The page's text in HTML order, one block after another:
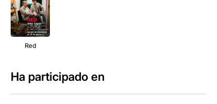
Red
Ha participado en